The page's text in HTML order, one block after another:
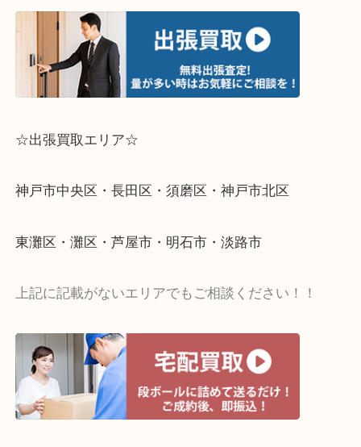
☆出張買取エリア☆
神戸市中央区・長田区・須磨区・神戸市北区
東灘区・灘区・芦屋市・明石市・淡路市